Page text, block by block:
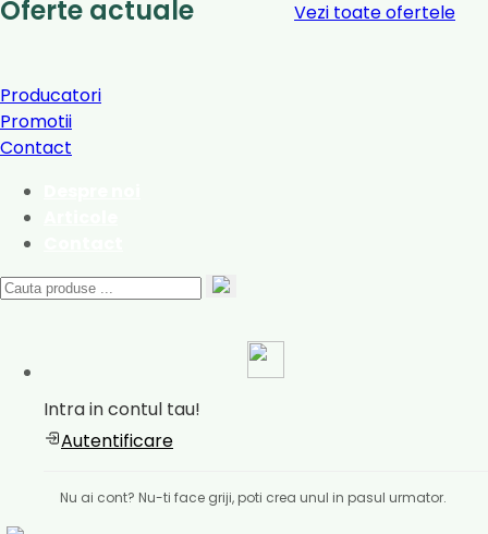
Oferte actuale Vezi toate ofertele
Producatori
Promotii
Contact
Intra in contul tau!
Autentificare
Nu ai cont? Nu-ti face griji, poti crea unul in pasul urmator.